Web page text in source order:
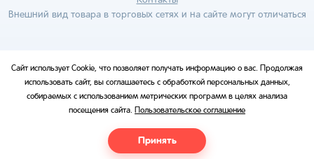
Внешний вид товара в торговых сетях и на сайте могут отличаться
Сайт использует Cookie, что позволяет получать информацию о вас. Продолжая
использовать сайт, вы соглашаетесь с обработкой персональных данных,
собираемых с использованием метрических программ в целях анализа
посещения сайта. Пользовательское соглашение
Принять